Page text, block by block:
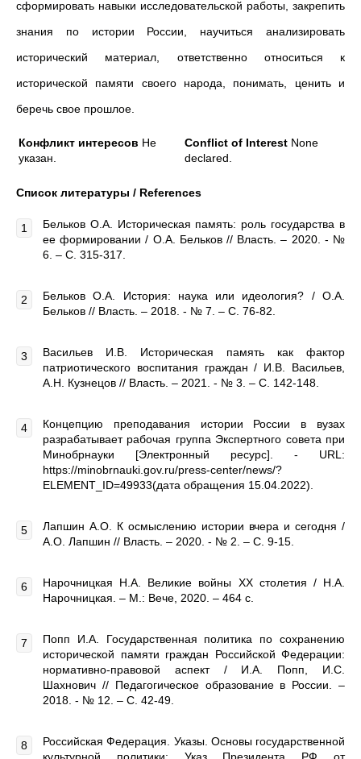
сформировать навыки исследовательской работы, закрепить
знания по истории России, научиться анализировать
исторический материал, ответственно относиться к
исторической памяти своего народа, понимать, ценить и
беречь свое прошлое.
Конфликт интересов Не
указан.
Conflict of Interest None
declared.
Список литературы / References
Бельков О.А. Историческая память: роль государства в
ее формировании / О.А. Бельков // Власть. – 2020. - №
6. – С. 315-317.
Бельков О.А. История: наука или идеология? / О.А.
Бельков // Власть. – 2018. - № 7. – С. 76-82.
Васильев И.В. Историческая память как фактор
патриотического воспитания граждан / И.В. Васильев,
А.Н. Кузнецов // Власть. – 2021. - № 3. – С. 142-148.
Концепцию преподавания истории России в вузах
разрабатывает рабочая группа Экспертного совета при
Минобрнауки [Электронный ресурс]. - URL:
https://minobrnauki.gov.ru/press-center/news/?
ELEMENT_ID=49933(дата обращения 15.04.2022).
Лапшин А.О. К осмыслению истории вчера и сегодня /
А.О. Лапшин // Власть. – 2020. - № 2. – С. 9-15.
Нарочницкая Н.А. Великие войны XX столетия / Н.А.
Нарочницкая. – М.: Вече, 2020. – 464 с.
Попп И.А. Государственная политика по сохранению
исторической памяти граждан Российской Федерации:
нормативно-правовой аспект / И.А. Попп, И.С.
Шахнович // Педагогическое образование в России. –
2018. - № 12. – С. 42-49.
Российская Федерация. Указы. Основы государственной